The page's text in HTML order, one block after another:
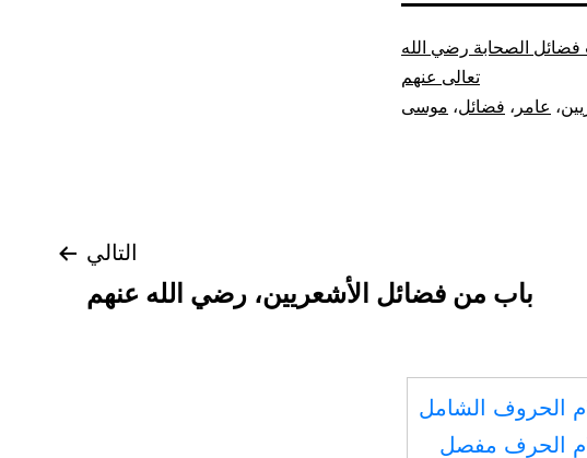
فضائل الصحابة رضي الله
تعالى عنهم
، عامر ، فضائل، موسى
التالي
باب من فضائل الأشعريين، رضي الله عنهم
الحروف الشامل
الحرف مفصل